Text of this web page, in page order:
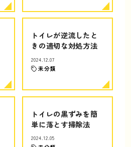
トイレが逆流したと
きの適切な対処方法
2024.12.07
未分類
トイレの黒ずみを簡
単に落とす掃除法
2024.12.05